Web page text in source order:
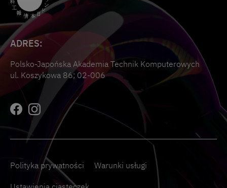
ADRES:
Polsko-Japońska Akademia Technik Komputerowych
ul. Koszykowa 86; 02-006
Polityka prywatności Warunki usługi